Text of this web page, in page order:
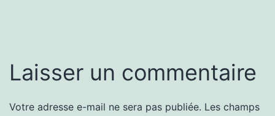
Laisser un commentaire
Votre adresse e-mail ne sera pas publiée. Les champs